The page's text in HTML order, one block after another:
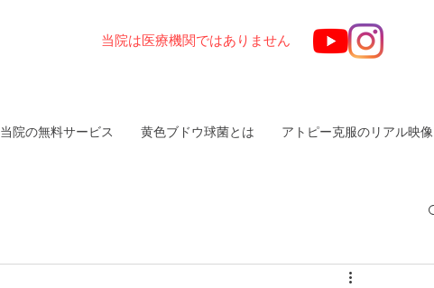
当院は医療機関ではありません
当院の無料サービス 黄色ブドウ球菌とは アトピー克服のリアル映像